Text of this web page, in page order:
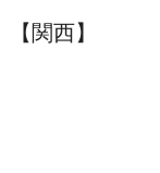
関西】